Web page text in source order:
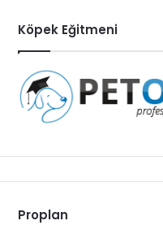
Köpek Eğitmeni
Proplan